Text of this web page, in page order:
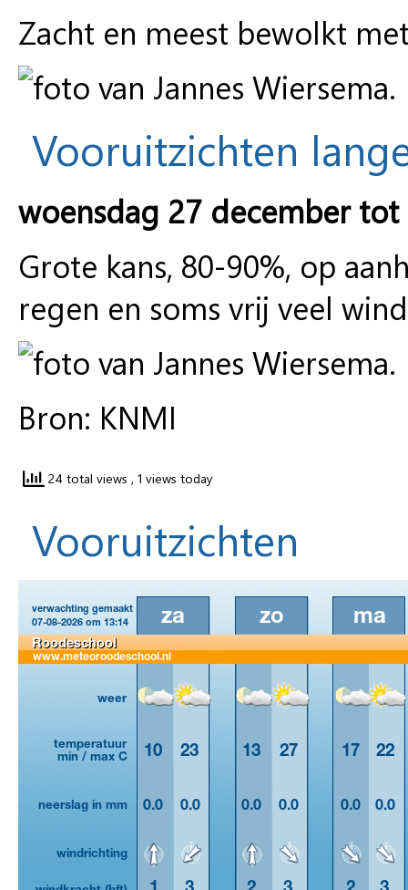
Zacht en meest bewolkt
Vooruitzichten
woensdag 27 december
Grote kans, 80-90%, op
regen en soms vrij veel
Bron: KNMI
24 total views , 1 views today
Vooruitzichten